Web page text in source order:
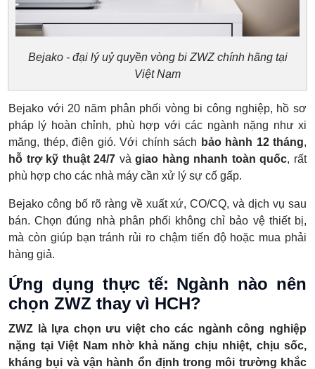
Bejako - đại lý uỷ quyền vòng bi ZWZ chính hãng tại
Việt Nam
Bejako với 20 năm phân phối vòng bi công nghiệp, hồ sơ
pháp lý hoàn chỉnh, phù hợp với các ngành nặng như xi
măng, thép, điện gió. Với chính sách bảo hành 12 tháng,
hỗ trợ kỹ thuật 24/7 vàgiao hàng nhanh toàn quốc, rất
phù hợp cho các nhà máy cần xử lý sự cố gấp.
Bejako công bố rõ ràng về xuất xứ, CO/CQ, và dịch vụ sau
bán. Chọn đúng nhà phân phối không chỉ bảo vệ thiết bị,
mà còn giúp bạn tránh rủi ro chậm tiến độ hoặc mua phải
hàng giả.
Ứng dụng thực tế: Ngành nào nên
chọn ZWZ thay vì HCH?
ZWZ là lựa chọn ưu việt cho các ngành công nghiệp
nặng tại Việt Nam nhờ khả năng chịu nhiệt, chịu sốc,
kháng bụi và vận hành ổn định trong môi trường khắc